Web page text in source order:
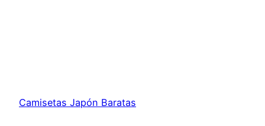
Camisetas Japón Baratas